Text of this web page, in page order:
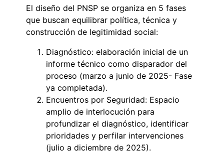
El diseño del PNSP se organiza en 5 fases
que buscan equilibrar política, técnica y
construcción de legitimidad social:
Diagnóstico: elaboración inicial de un
informe técnico como disparador del
proceso (marzo a junio de 2025- Fase
ya completada).
Encuentros por Seguridad: Espacio
amplio de interlocución para
profundizar el diagnóstico, identificar
prioridades y perfilar intervenciones
(julio a diciembre de 2025).